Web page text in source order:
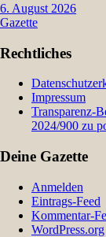
6. August 2026
Gazette
Rechtliches
Impressum
Transparenz-
2024/900 zu
Deine Gazette
Anmelden
Eintrags-Feed
Kommentar-
WordPress.org